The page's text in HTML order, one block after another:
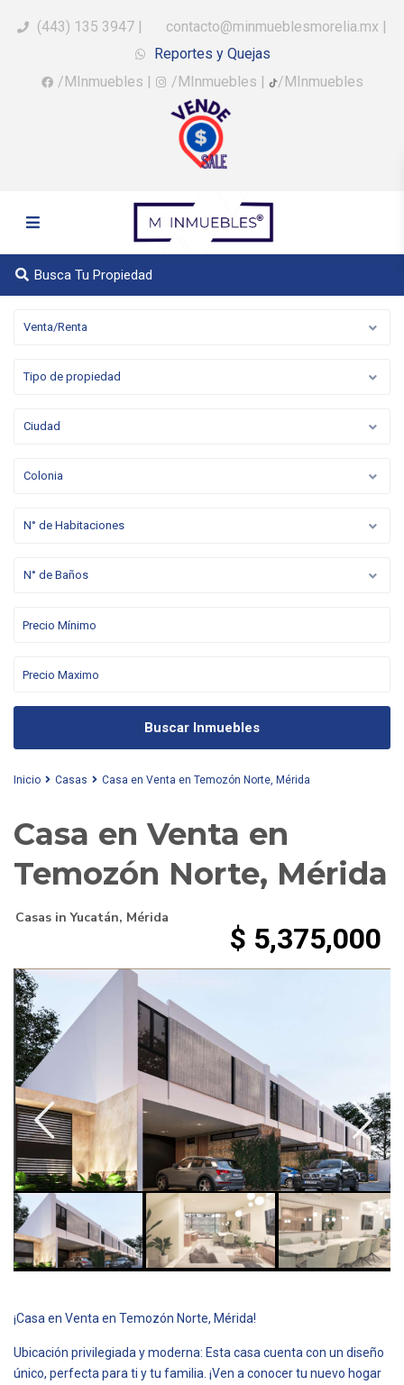
(443) 135 3947 | contacto@minmueblesmorelia.mx |
Reportes y Quejas
/MInmuebles | /MInmuebles | /MInmuebles
Busca Tu Propiedad
Venta/Renta
Tipo de propiedad
Ciudad
Colonia
N° de Habitaciones
N° de Baños
Buscar Inmuebles
Inicio Casas Casa en Venta en Temozón Norte, Mérida
Casa en Venta en
Temozón Norte, Mérida
Casas inYucatán, Mérida
$ 5,375,000
¡Casa en Venta en Temozón Norte, Mérida!
Ubicación privilegiada y moderna: Esta casa cuenta con un diseño
único, perfecta para ti y tu familia. ¡Ven a conocer tu nuevo hogar